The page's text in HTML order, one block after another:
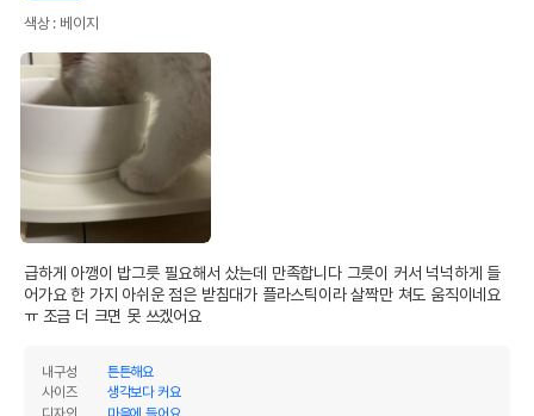
색상 : 베이지
급하게 아깽이 밥그릇 필요해서 샀는데 만족합니다 그릇이 커서 넉넉하게 들
어가요 한 가지 아쉬운 점은 받침대가 플라스틱이라 살짝만 쳐도 움직이네요
ㅠ 조금 더 크면 못 쓰겠어요
내구성
튼튼해요
사이즈
생각보다 커요